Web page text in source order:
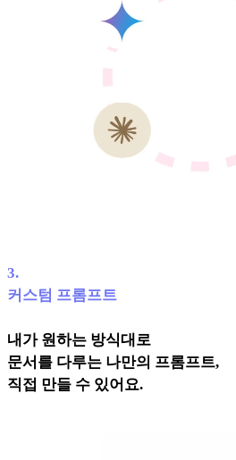
3.
커스텀 프롬프트
내가 원하는 방식대로
문서를 다루는 나만의 프롬프트,
직접 만들 수 있어요.